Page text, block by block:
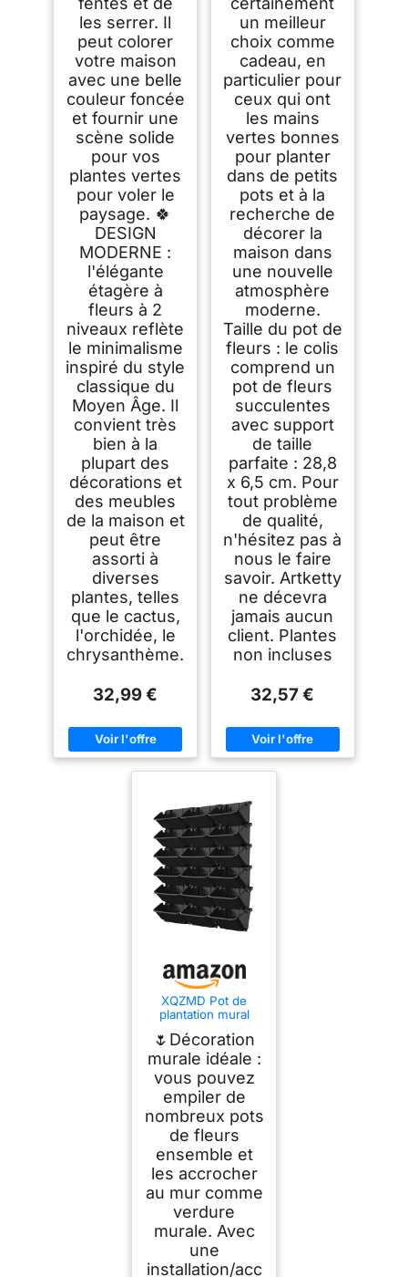
les serrer. Il
peut colorer
votre maison
avec une belle
couleur foncée
et fournir une
scène solide
pour vos
plantes vertes
pour voler le
paysage. 🍀
DESIGN
MODERNE :
l'élégante
étagère à
fleurs à 2
niveaux reflète
le minimalisme
inspiré du style
classique du
Moyen Âge. Il
convient très
bien à la
plupart des
décorations et
des meubles
de la maison et
peut être
assorti à
diverses
plantes, telles
que le cactus,
l'orchidée, le
chrysanthème.
32,99 €
un meilleur
choix comme
cadeau, en
particulier pour
ceux qui ont
les mains
vertes bonnes
pour planter
dans de petits
pots et à la
recherche de
décorer la
maison dans
une nouvelle
atmosphère
moderne.
Taille du pot de
fleurs : le colis
comprend un
pot de fleurs
succulentes
avec support
de taille
parfaite : 28,8
x 6,5 cm. Pour
tout problème
de qualité,
n'hésitez pas à
nous le faire
savoir. Artketty
ne décevra
jamais aucun
client. Plantes
non incluses
32,57 €
XQZMD Pot de
plantation mural
automatique, sacs
de fleurs suspendus
extérieurement, 18
pots, mur vert vivant
vertical, support
mural pour intérieur
et extérieur
🌷Décoration
murale idéale :
vous pouvez
empiler de
nombreux pots
de fleurs
ensemble et
les accrocher
au mur comme
verdure
murale. Avec
une
installation/acc